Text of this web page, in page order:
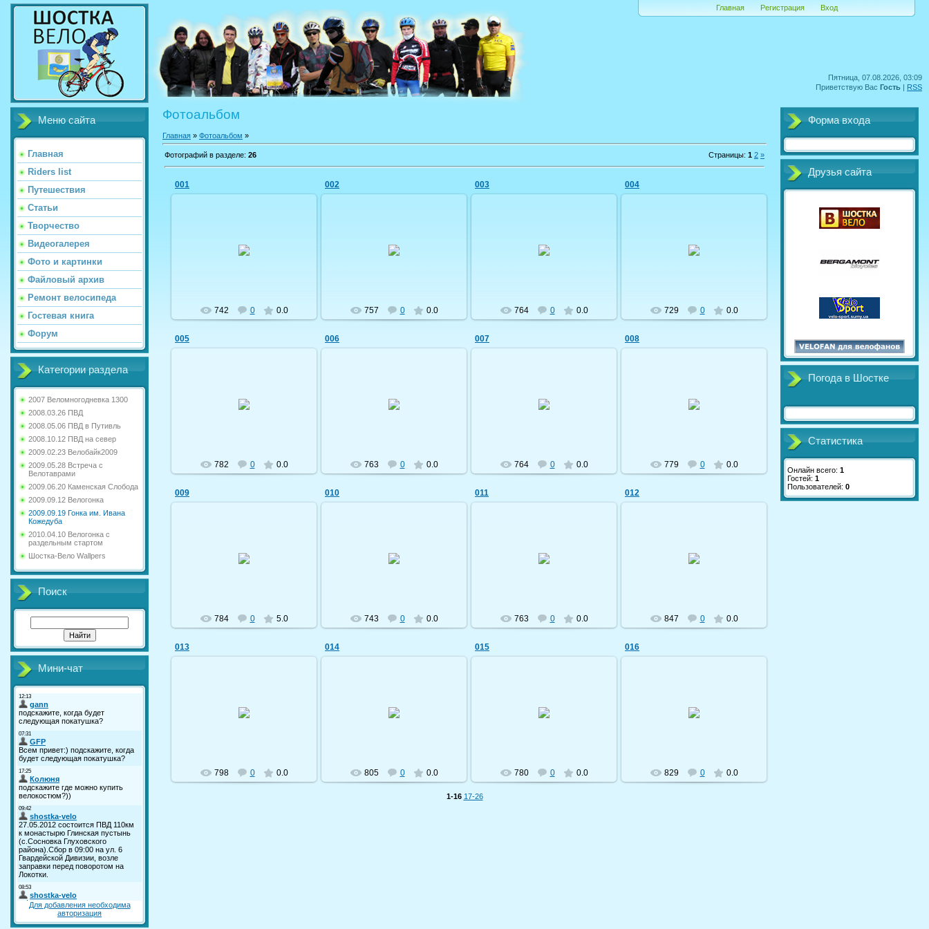
Пятница, 07.08.2026, 03:09
Приветствую Вас Гость | RSS
Главная Регистрация Вход
Меню сайта
Главная
Riders list
Путешествия
Статьи
Творчество
Видеогалерея
Фото и картинки
Файловый архив
Ремонт велосипеда
Гостевая книга
Форум
Категории раздела
2007 Веломногодневка 1300
2008.03.26 ПВД
2008.05.06 ПВД в Путивль
2008.10.12 ПВД на север
2009.02.23 Велобайк2009
2009.05.28 Встреча с
Велотаврами
2009.06.20 Каменская Слобода
2009.09.12 Велогонка
2009.09.19 Гонка им. Ивана
Кожедуба
2010.04.10 Велогонка с
раздельным стартом
Шостка-Вело Wallpers
Поиск
Мини-чат
Для добавления необходима
авторизация
Фотоальбом
Главная » Фотоальбом »
Фотографий в разделе: 26 Страницы: 1 2 »
001
742 0 0.0
002
757 0 0.0
003
764 0 0.0
004
729 0 0.0
005
782 0 0.0
006
763 0 0.0
007
764 0 0.0
008
779 0 0.0
009
784 0 5.0
010
743 0 0.0
011
763 0 0.0
012
847 0 0.0
013
798 0 0.0
014
805 0 0.0
015
780 0 0.0
016
829 0 0.0
1-16 17-26
Форма входа
Друзья сайта
Погода в Шостке
Статистика
Онлайн всего: 1
Гостей: 1
Пользователей: 0